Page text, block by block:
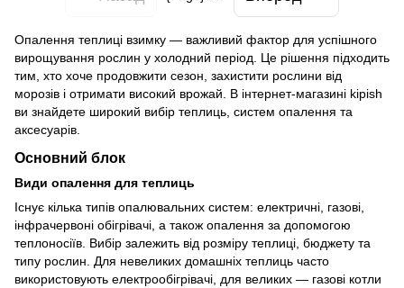
Опалення теплиці взимку — важливий фактор для успішного
вирощування рослин у холодний період. Це рішення підходить
тим, хто хоче продовжити сезон, захистити рослини від
морозів і отримати високий врожай. В інтернет-магазині kipish
ви знайдете широкий вибір теплиць, систем опалення та
аксесуарів.
Основний блок
Види опалення для теплиць
Існує кілька типів опалювальних систем: електричні, газові,
інфрачервоні обігрівачі, а також опалення за допомогою
теплоносіїв. Вибір залежить від розміру теплиці, бюджету та
типу рослин. Для невеликих домашніх теплиць часто
використовують електрообігрівачі, для великих — газові котли